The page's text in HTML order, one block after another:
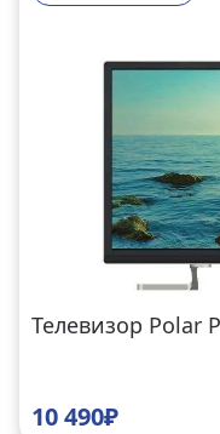
Телевизор Polar
10 490₽